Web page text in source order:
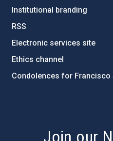
Institutional branding
RSS
Electronic services site
Ethics channel
Condolences for Francisco
Join our